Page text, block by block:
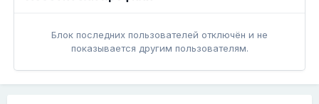
Блок последних пользователей отключён и не
показывается другим пользователям.